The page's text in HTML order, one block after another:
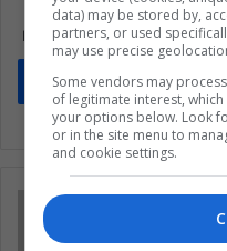
Suscríbete a
Mantente informado sobre
data) may be stored by,
partners, or used
may use precise
Some vendors may
of legitimate interest,
your options below. Look
or in the site menu to
and cookie settings.